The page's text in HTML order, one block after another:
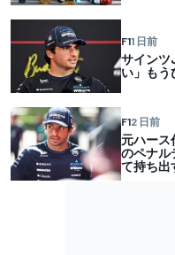
F11 日前
サインツ
い」もう
F12 日前
元ハース
のペナル
て持ち出